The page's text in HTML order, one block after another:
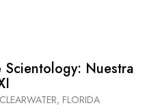
Scientology: Nuestra
CLEARWATER, FLORIDA